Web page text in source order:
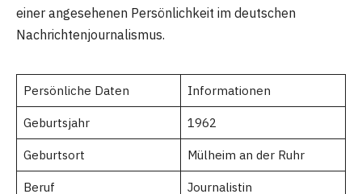
einer angesehenen Persönlichkeit im deutschen
Nachrichtenjournalismus.
Persönliche Daten Informationen
Geburtsjahr 1962
Geburtsort Mülheim an der Ruhr
Beruf Journalistin